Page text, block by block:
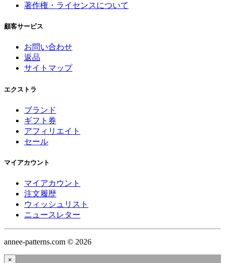
著作権・ライセンスについて
顧客サービス
お問い合わせ
返品
サイトマップ
エクストラ
ブランド
ギフト券
アフィリエイト
セール
マイアカウント
マイアカウント
注文履歴
ウィッシュリスト
ニュースレター
annee-patterns.com © 2026
×